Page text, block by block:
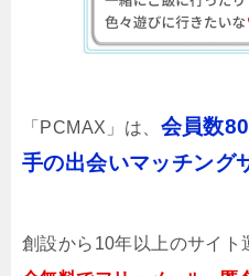
「PCMAX」は、 会員数
手の出会いマッチング
創設から10年以上のサイト